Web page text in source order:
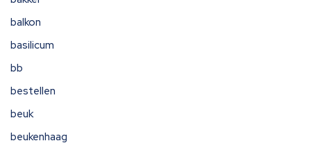
balkon
basilicum
bb
bestellen
beuk
beukenhaag